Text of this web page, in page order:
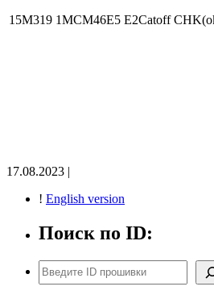
15M319 1MCM46E5 E2Catoff
17.08.2023 |
! English version
Поиск по ID:
Поиск